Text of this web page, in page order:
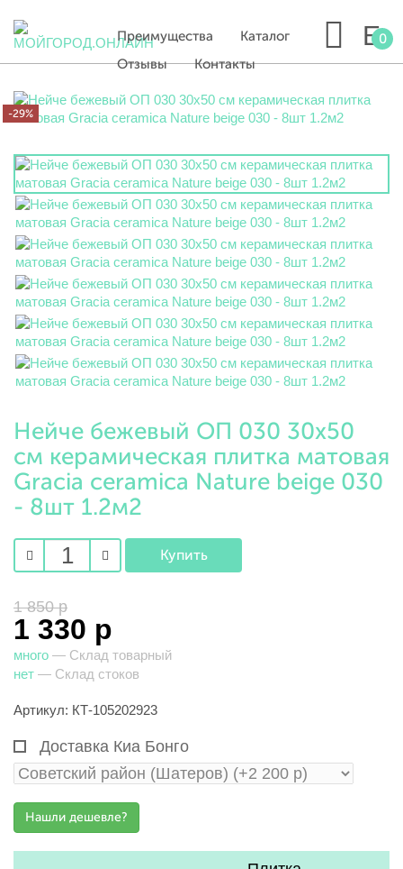
Преимущества
Каталог
Отзывы
Контакты
0
-29%
Нейче бежевый ОП 030 30х50
см керамическая плитка матовая
Gracia ceramica Nature beige 030
- 8шт 1.2м2
1 850 р
1 330 р
много — Склад товарный
нет — Склад стоков
Артикул: КТ-105202923
Доставка Киа Бонго